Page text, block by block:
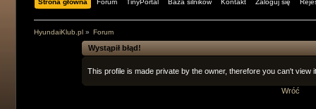
Strona główna Forum TinyPortal Baza silników Kontakt Zaloguj się
HyundaiKlub.pl» Forum
Wystąpił błąd!
This profile is made private by the owner, therefore you can't view
Wróć